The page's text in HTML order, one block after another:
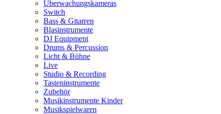
Überwachungskameras
Switch
Bass & Gitarren
Blasinstrumente
DJ Equipment
Drums & Percussion
Licht & Bühne
Live
Studio & Recording
Tasteninstrumente
Zubehör
Musikinstrumente Kinder
Musikspielwaren